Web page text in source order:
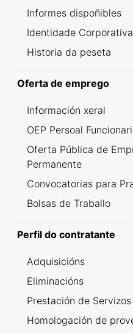
Informes dispoñibles
Identidade Corporativa
Historia da peseta
Oferta de emprego
Información xeral
OEP Persoal
Oferta Pública de
Permanente
Convocatorias para
Bolsas de Traballo
Perfil do contratante
Adquisicións
Eliminacións
Prestación de Servizos
Homologación de